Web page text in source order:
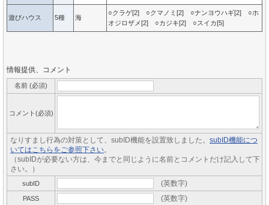
遊びハウス 5種 海
○クラゲ[2] ○クマノミ[2] ○ナンヨウハギ[2] ○ホ
オジロザメ[2] ○カジキ[2] ○スイカ[5]
情報提供、コメント
名前 (必須)
コメント(必須)
なりすまし行為の対策として、subID機能を設置致しました。 subID機能につ
いてはこちらをご参照下さい。
（subIDが必要ない方は、今までと同じように名前とコメントだけ記入して下
さい。）
subID (英数字)
PASS (英数字)